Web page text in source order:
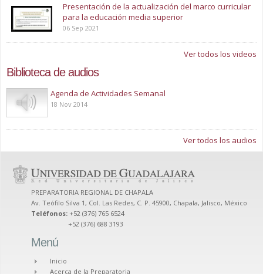
Presentación de la actualización del marco curricular
para la educación media superior
06 Sep 2021
Ver todos los videos
Biblioteca de audios
Play
Agenda de Actividades Semanal
18 Nov 2014
Ver todos los audios
PREPARATORIA REGIONAL DE CHAPALA
Av. Teófilo Silva 1, Col. Las Redes, C. P. 45900, Chapala, Jalisco, México
Teléfonos: +52 (376) 765 6524
+52 (376) 688 3193
Menú
Inicio
Acerca de la Preparatoria